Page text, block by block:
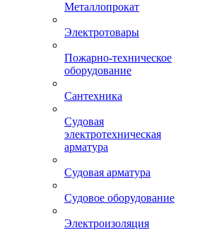
Металлопрокат
Электротовары
Пожарно-техническое
оборудование
Сантехника
Судовая
электротехническая
арматура
Судовая арматура
Судовое оборудование
Электроизоляция